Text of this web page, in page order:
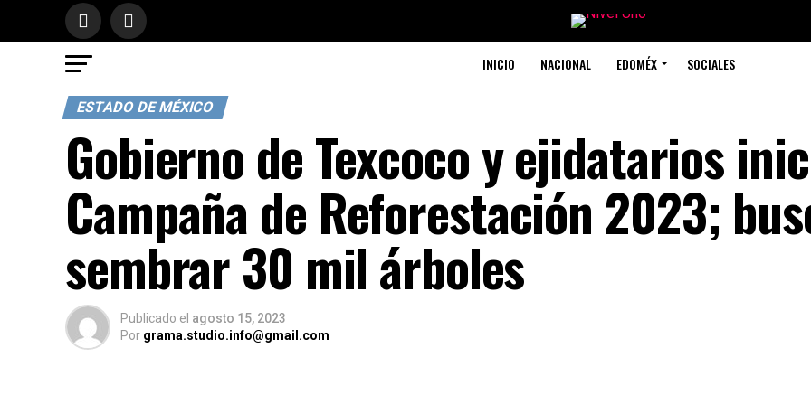
INICIO NACIONAL EDOMÉX SOCIALES
ESTADO DE MÉXICO
Gobierno de Texcoco y ejidatarios
Campaña de Reforestación 2023;
sembrar 30 mil árboles
Publicado el agosto 15, 2023
Por grama.studio.info@gmail.com